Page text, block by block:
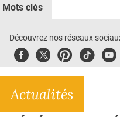
E-REVUE SAD
THÉMA
Mots clés
Découvrez nos réseaux
FacebookTwitterPinterest
Tiktok
Actualités